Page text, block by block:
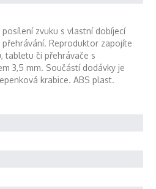
zvuku s vlastní dobíjecí
Reproduktor zapojíte
tabletu či přehrávače s
3,5 mm. Součástí dodávky je
krabice. ABS plast.